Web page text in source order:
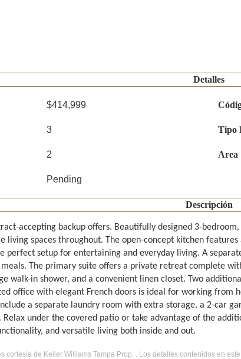
Detalles
$414,999
3 Tipo
2 Area
Pending
Descripción
accepting backup offers. Beautifully designed 3-
living spaces throughout. The open-concept kitchen
perfect setup for entertaining and everyday living. A
The primary suite offers a private retreat complete
walk-in shower, and a convenient linen closet. Two
office with elegant French doors is ideal for working from
a separate laundry room with extra storage, a 2-car
Relax under the covered patio or take advantage of the
and versatile living both inside and out.
cortesía de Keller Williams Tampa Prop. . Los detalles contenidos en